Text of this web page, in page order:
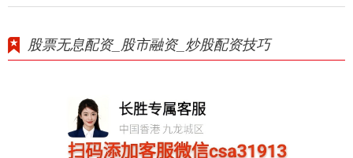
股票无息配资_股市融资_炒股配资技巧